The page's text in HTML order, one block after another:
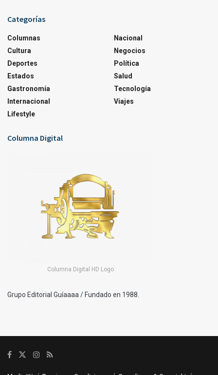
Categorías
Columnas
Cultura
Deportes
Estados
Gastronomía
Internacional
Lifestyle
Nacional
Negocios
Política
Salud
Tecnología
Viajes
Columna Digital
Columna Digital HD Logo
Grupo Editorial Guíaaaa / Fundado en 1988.